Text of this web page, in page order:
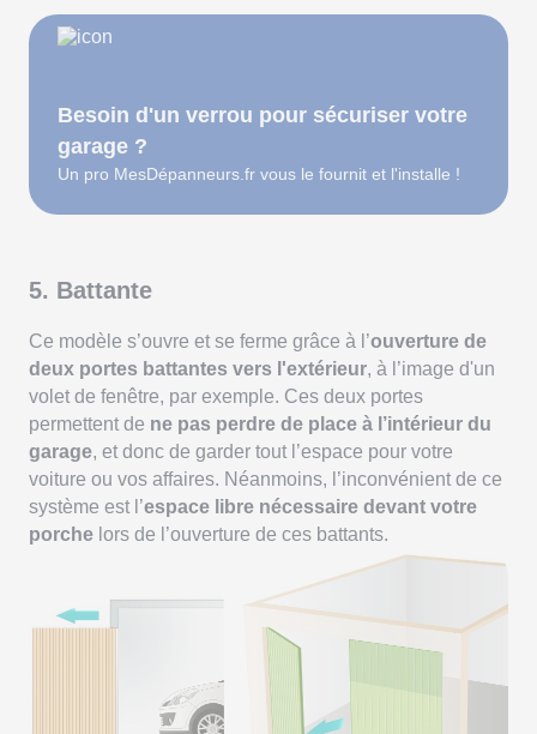
Besoin d'un verrou pour sécuriser votre
garage ?
Un pro MesDépanneurs.fr vous le fournit et l'installe !
5. Battante
Ce modèle s’ouvre et se ferme grâce à l’ouverture de
deux portes battantes vers l'extérieur, à l’image d'un
volet de fenêtre, par exemple. Ces deux portes
permettent de ne pas perdre de place à l’intérieur du
garage, et donc de garder tout l’espace pour votre
voiture ou vos affaires. Néanmoins, l’inconvénient de ce
système est l’espace libre nécessaire devant votre
porche lors de l’ouverture de ces battants.